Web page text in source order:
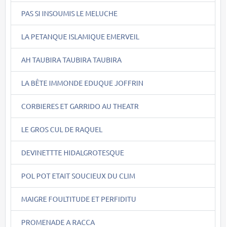
PAS SI INSOUMIS LE MELUCHE
LA PETANQUE ISLAMIQUE EMERVEIL
AH TAUBIRA TAUBIRA TAUBIRA
LA BÊTE IMMONDE EDUQUE JOFFRIN
CORBIERES ET GARRIDO AU THEATR
LE GROS CUL DE RAQUEL
DEVINETTTE HIDALGROTESQUE
POL POT ETAIT SOUCIEUX DU CLIM
MAIGRE FOULTITUDE ET PERFIDITU
PROMENADE A RACCA